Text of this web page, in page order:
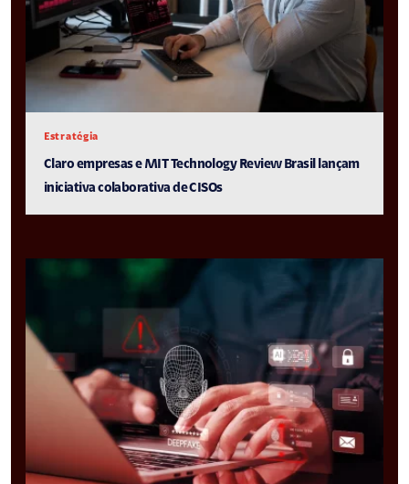
Estratégia
Claro empresas e MIT Technology Review Brasil lançam
iniciativa colaborativa de CISOs